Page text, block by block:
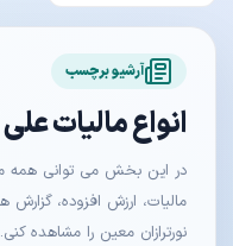
آرشیو برچسب
انواع مالیات
در این بخش می توانی همه
مالیات، ارزش افزوده،
نورترازان معین را مشاهده کنی.